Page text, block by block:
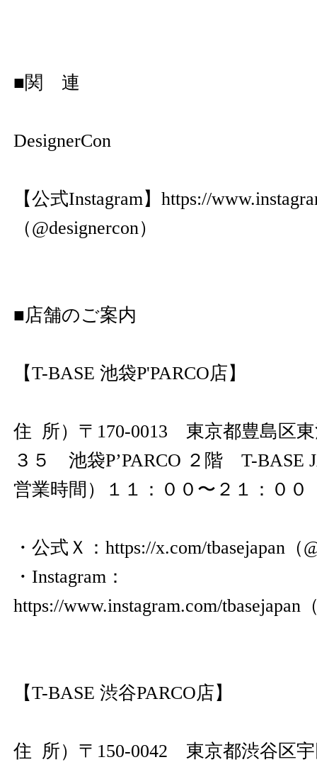
■関 連
DesignerCon
【公式Instagram】 https://
（@designercon）
■店舗のご案内
【T-BASE 池袋P'PARCO店】
住 所）〒170-0013 東京都豊島区
３５ 池袋P’PARCO ２階 T-BASE
営業時間）１１：００〜２１：００
・公式Ｘ： https://x.com/tbasejapan （
・Instagram：
https://www.instagram.com/tbasejapan
【T-BASE 渋谷PARCO店】
住 所）〒150-0042 東京都渋谷区